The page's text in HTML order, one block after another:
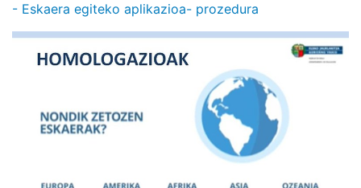
- Eskaera egiteko aplikazioa- prozedura